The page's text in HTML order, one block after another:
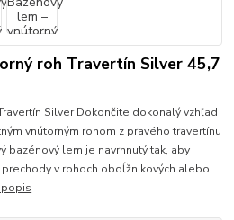
roh Travertín Silver 45,7
Silver Dokončite dokonalý vzhľad
vnútorným rohom z pravého travertínu
bazénový lem je navrhnutý tak, aby
v rohoch obdĺžnikových alebo